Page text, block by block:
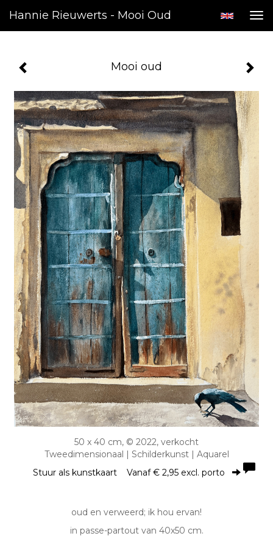
Hannie Rieuwerts - Mooi Oud
Mooi oud
50 x 40 cm, © 2022, verkocht
Tweedimensionaal | Schilderkunst | Aquarel
Stuur als kunstkaart Vanaf € 2,95 excl. porto
oud en verweerd; ik hou ervan!
in passe-partout van 40x50 cm.